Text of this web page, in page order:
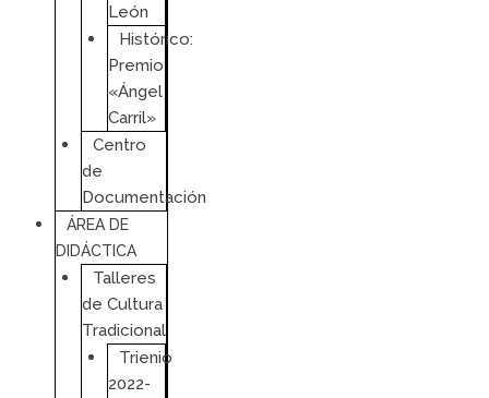
León
Histórico:
Premio
«Ángel
Carril»
Centro
de
Documentación
ÁREA DE
DIDÁCTICA
Talleres
de Cultura
Tradicional
Trienio
2022-